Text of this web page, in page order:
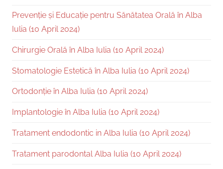
Prevenție și Educație pentru Sănătatea Orală în Alba
Iulia (10 April 2024)
Chirurgie Orală în Alba Iulia (10 April 2024)
Stomatologie Estetică în Alba Iulia (10 April 2024)
Ortodonție în Alba Iulia (10 April 2024)
Implantologie în Alba Iulia (10 April 2024)
Tratament endodontic in Alba Iulia (10 April 2024)
Tratament parodontal Alba Iulia (10 April 2024)